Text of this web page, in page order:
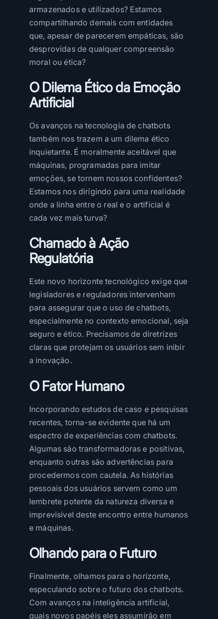
armazenados e utilizados? Estamos
compartilhando demais com entidades
que, apesar de parecerem empáticas, são
desprovidas de qualquer compreensão
moral ou ética?
O Dilema Ético da Emoção
Artificial
Os avanços na tecnologia de chatbots
também nos trazem a um dilema ético
inquietante. É moralmente aceitável que
máquinas, programadas para imitar
emoções, se tornem nossos confidentes?
Estamos nos dirigindo para uma realidade
onde a linha entre o real e o artificial é
cada vez mais turva?
Chamado à Ação
Regulatória
Este novo horizonte tecnológico exige que
legisladores e reguladores intervenham
para assegurar que o uso de chatbots,
especialmente no contexto emocional, seja
seguro e ético. Precisamos de diretrizes
claras que protejam os usuários sem inibir
a inovação.
O Fator Humano
Incorporando estudos de caso e pesquisas
recentes, torna-se evidente que há um
espectro de experiências com chatbots.
Algumas são transformadoras e positivas,
enquanto outras são advertências para
procedermos com cautela. As histórias
pessoais dos usuários servem como um
lembrete potente da natureza diversa e
imprevisível deste encontro entre humanos
e máquinas.
Olhando para o Futuro
Finalmente, olhamos para o horizonte,
especulando sobre o futuro dos chatbots.
Com avanços na inteligência artificial,
quais novos papéis eles assumirão em